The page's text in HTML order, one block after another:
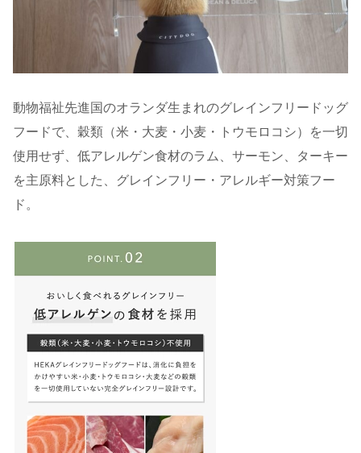
動物福祉先進国のオランダ生まれのグレインフリードッグ
フードで、穀類（米・大麦・小麦・トウモロコシ）を一切
使用せず、低アレルゲン食材のラム、サーモン、ターキー
を主原料とした、グレインフリー・アレルギー対策フー
ド。